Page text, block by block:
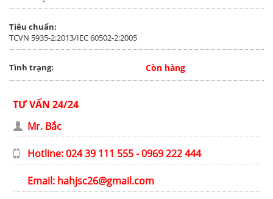
Tiêu chuẩn:
TCVN 5935-2:2013/IEC 60502-2:2005
Tình trạng: Còn hàng
TƯ VẤN 24/24
Mr. Bắc
Hotline: 024 39 111 555 - 0969 222 444
Email: hahjsc26@gmail.com